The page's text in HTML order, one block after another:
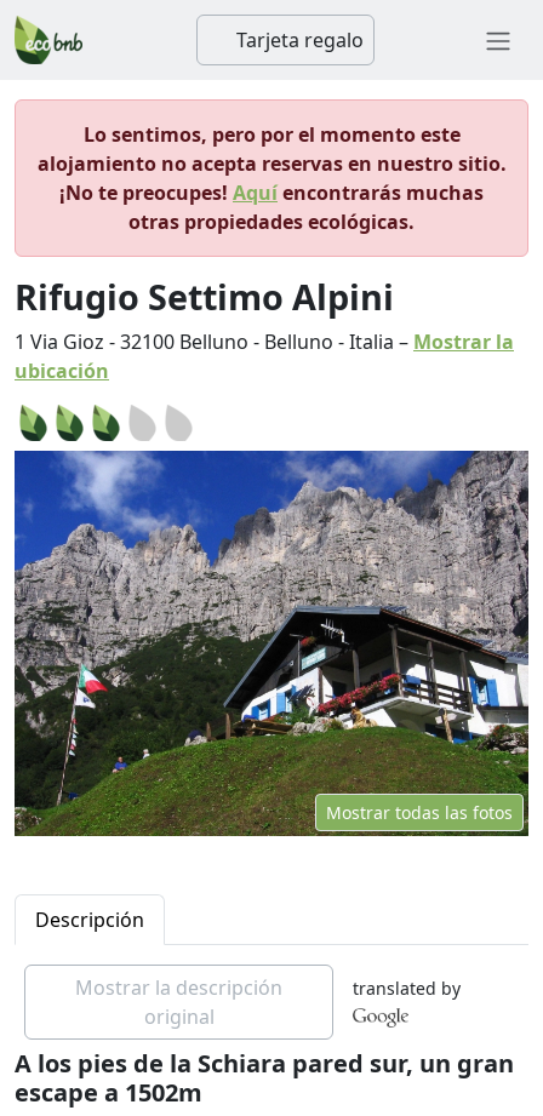
Tarjeta regalo
Lo sentimos, pero por el momento este
alojamiento no acepta reservas en nuestro sitio.
¡No te preocupes! Aquíencontrarás muchas
otras propiedades ecológicas.
Rifugio Settimo Alpini
1 Via Gioz -32100 Belluno - Belluno -Italia – Mostrar la
ubicación
Mostrar todas las fotos
Descripción
Mostrar la descripción
original
translated by
A los pies de la Schiara pared sur, un gran
escape a 1502m